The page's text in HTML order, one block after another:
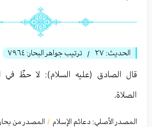
الحديث: ٢٧ / ترتيب جواهر البحار: ٧٩٦٤
قال الصادق (عليه السلام): لا حظّ في
الصلاة.
المصدر الأصلي: دعائم الإسلام / المصدر من بحار